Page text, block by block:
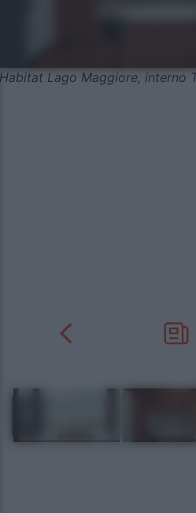
Habitat Lago Maggiore, interno